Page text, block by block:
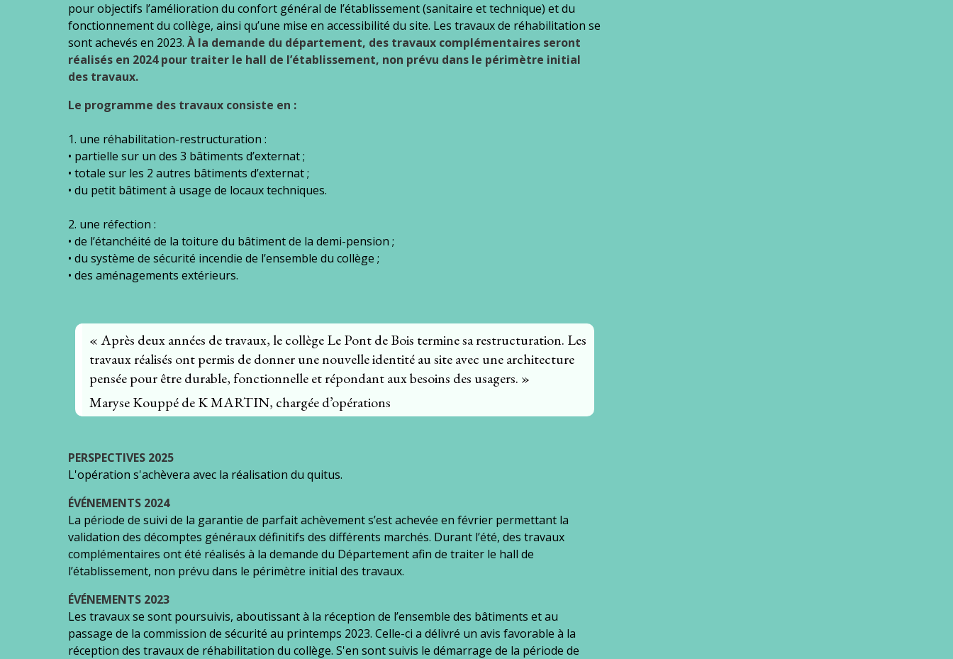
pour objectifs l’amélioration du confort général de l’établissement (sanitaire et technique) et du
fonctionnement du collège, ainsi qu’une mise en accessibilité du site. Les travaux de réhabilitation se
sont achevés en 2023. À la demande du département, des travaux complémentaires seront
réalisés en 2024 pour traiter le hall de l’établissement, non prévu dans le périmètre initial
des travaux.
Le programme des travaux consiste en :
1. une réhabilitation-restructuration :
• partielle sur un des 3 bâtiments d’externat ;
• totale sur les 2 autres bâtiments d’externat ;
• du petit bâtiment à usage de locaux techniques.
2. une réfection :
• de l’étanchéité de la toiture du bâtiment de la demi-pension ;
• du système de sécurité incendie de l’ensemble du collège ;
• des aménagements extérieurs.
« Après deux années de travaux, le collège Le Pont de Bois termine sa restructuration. Les
travaux réalisés ont permis de donner une nouvelle identité au site avec une architecture
pensée pour être durable, fonctionnelle et répondant aux besoins des usagers. »
Maryse Kouppé de K MARTIN, chargée d’opérations
PERSPECTIVES 2025
L'opération s'achèvera avec la réalisation du quitus.
ÉVÉNEMENTS 2024
La période de suivi de la garantie de parfait achèvement s’est achevée en février permettant la
validation des décomptes généraux définitifs des différents marchés. Durant l’été, des travaux
complémentaires ont été réalisés à la demande du Département afin de traiter le hall de
l’établissement, non prévu dans le périmètre initial des travaux.
ÉVÉNEMENTS 2023
Les travaux se sont poursuivis, aboutissant à la réception de l’ensemble des bâtiments et au
passage de la commission de sécurité au printemps 2023. Celle-ci a délivré un avis favorable à la
réception des travaux de réhabilitation du collège. S'en sont suivis le démarrage de la période de